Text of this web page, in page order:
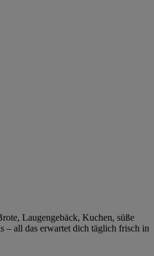
Laugengebäck, Kuchen, süße
– all das erwartet dich täglich frisch in